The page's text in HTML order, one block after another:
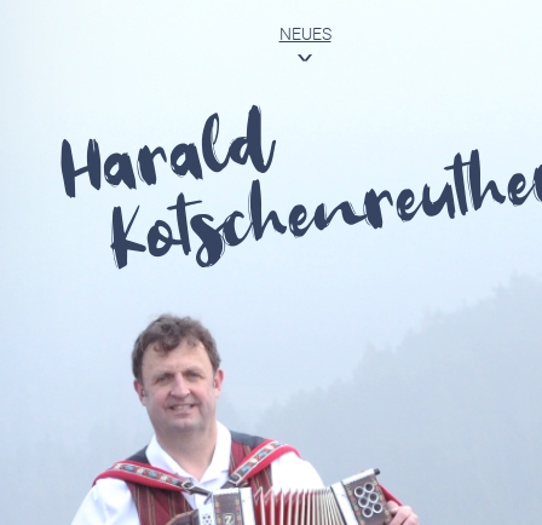
NEUES
<
Harald